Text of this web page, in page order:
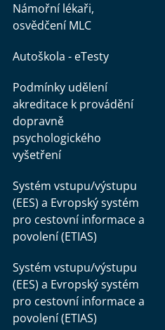
Námořní lékaři,
osvědčení MLC
Autoškola - eTesty
Podmínky udělení
akreditace k provádění
dopravně
psychologického
vyšetření
Systém vstupu/výstupu
(EES) a Evropský systém
pro cestovní informace a
povolení (ETIAS)
Systém vstupu/výstupu
(EES) a Evropský systém
pro cestovní informace a
povolení (ETIAS)